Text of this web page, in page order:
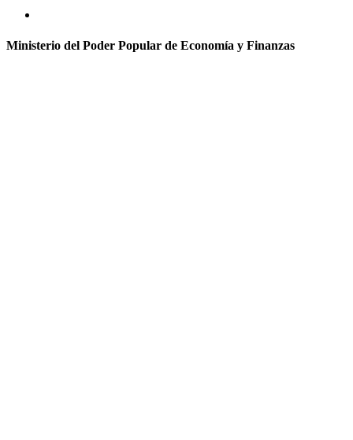
Ministerio del Poder Popular de Economía y Finanzas